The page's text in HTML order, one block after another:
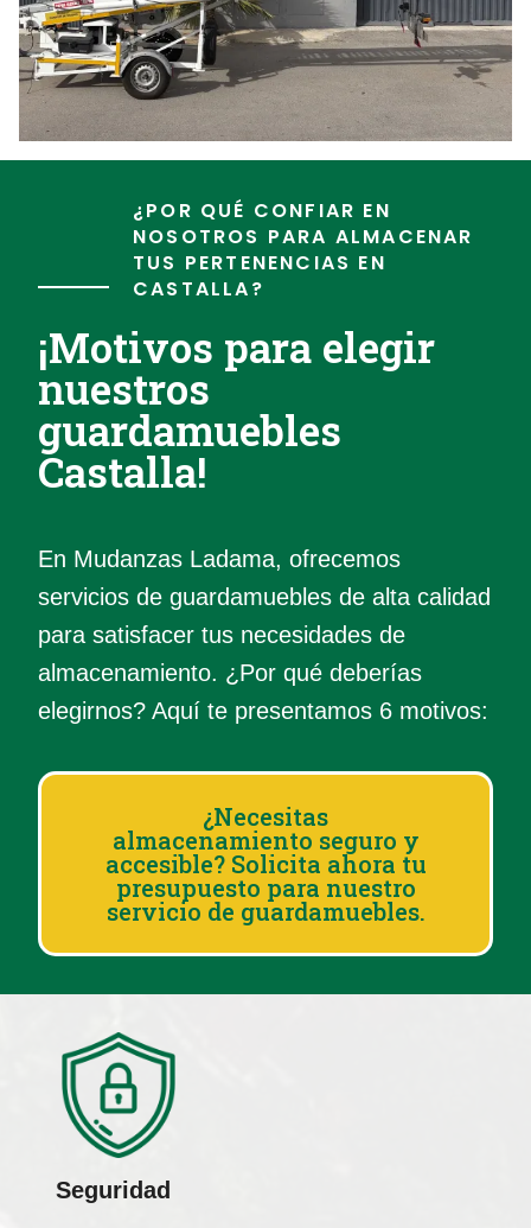
¿POR QUÉ CONFIAR EN
NOSOTROS PARA ALMACENAR
TUS PERTENENCIAS EN
CASTALLA?
¡Motivos para elegir
nuestros
guardamuebles
Castalla!
En Mudanzas Ladama, ofrecemos
servicios de guardamuebles de alta calidad
para satisfacer tus necesidades de
almacenamiento. ¿Por qué deberías
elegirnos? Aquí te presentamos 6 motivos:
¿Necesitas
almacenamiento seguro y
accesible? Solicita ahora tu
presupuesto para nuestro
servicio de guardamuebles.
Seguridad